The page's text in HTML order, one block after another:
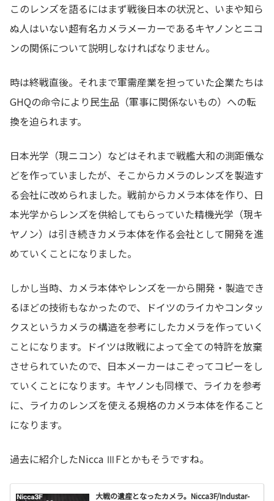
このレンズを語るにはまず戦後日本の状況と、いまや知ら
ぬ人はいない超有名カメラメーカーであるキヤノンとニコ
ンの関係について説明しなければなりません。
時は終戦直後。それまで軍需産業を担っていた企業たちは
GHQの命令により民生品（軍事に関係ないもの）への転
換を迫られます。
日本光学（現ニコン）などはそれまで戦艦大和の測距儀な
どを作っていましたが、そこからカメラのレンズを製造す
る会社に改められました。戦前からカメラ本体を作り、日
本光学からレンズを供給してもらっていた精機光学（現キ
ヤノン）は引き続きカメラ本体を作る会社として開発を進
めていくことになりました。
しかし当時、カメラ本体やレンズを一から開発・製造でき
るほどの技術もなかったので、ドイツのライカやコンタッ
クスというカメラの構造を参考にしたカメラを作っていく
ことになります。ドイツは敗戦によって全ての特許を放棄
させられていたので、日本メーカーはこぞってコピーをし
ていくことになります。キヤノンも同様で、ライカを参考
に、ライカのレンズを使える規格のカメラ本体を作ること
になります。
過去に紹介したNicca ⅢFとかもそうですね。
大戦の遺産となったカメラ。Nicca3F/Industar-